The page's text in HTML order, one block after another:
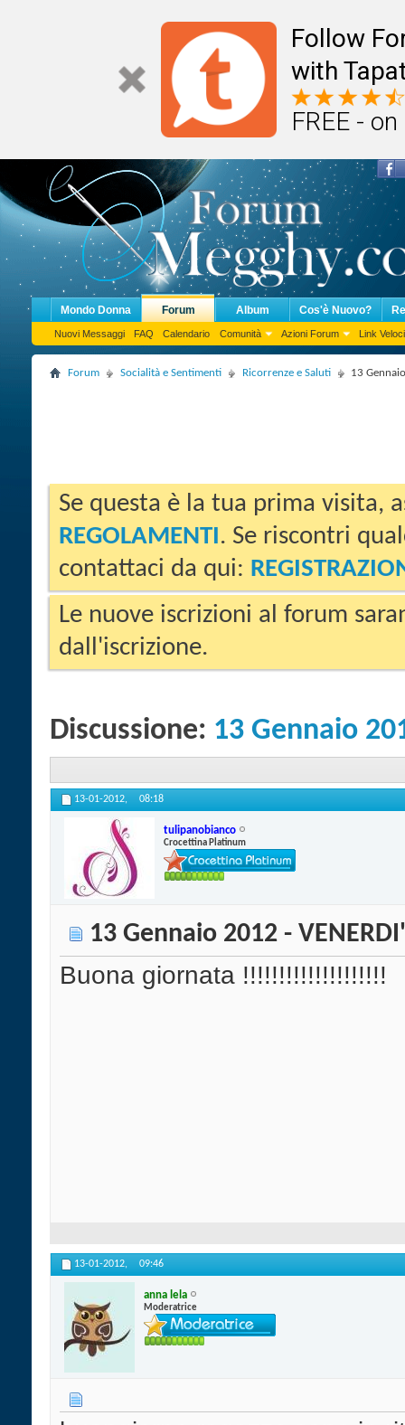
Follow
with
FREE -
Mondo Donna Forum
Nuovi Messaggi FAQ Calendario Comunità Azioni Forum Link Veloci
Album Cos'è Nuovo?
Forum Socialità e Sentimenti Ricorrenze e Saluti 13
Se questa è la tua prima visita,
REGOLAMENTI. Se riscontri
contattaci da qui:
Le nuove iscrizioni al forum
dall'iscrizione.
Discussione: 13 Gennaio
13-01-2012, 08:18
tulipanobianco
Crocettina Platinum
13 Gennaio 2012 - VENERDI'
Buona giornata !!!!!!!!!!!!!!!!!!!!
13-01-2012, 09:46
anna lela
Moderatrice